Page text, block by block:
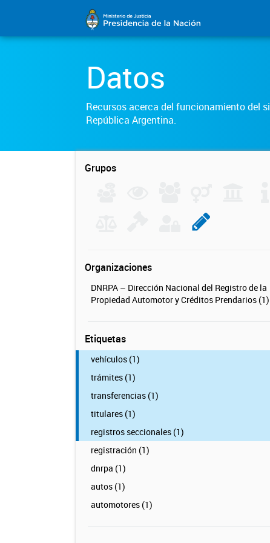
Datos
Recursos acerca del funcionamiento del
República Argentina.
Grupos
Organizaciones
DNRPA – Dirección Nacional del Registro de la
Propiedad Automotor y Créditos Prendarios (1)
Etiquetas
vehículos (1)
trámites (1)
transferencias (1)
titulares (1)
registros seccionales (1)
registración (1)
dnrpa (1)
autos (1)
automotores (1)